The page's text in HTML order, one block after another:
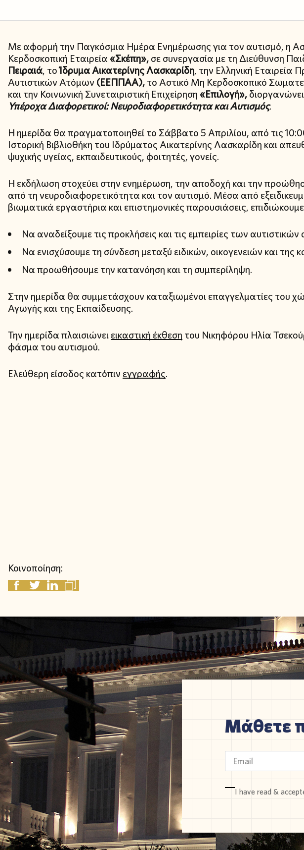
Με αφορμή την Παγκόσμια Ημέρα Ενημέρωσης για τον αυτισμό, η
Κερδοσκοπική Εταιρεία«Σκέπη»,σε συνεργασία με τη Διεύθυνση
Πειραιά, τοΊδρυμα Αικατερίνης Λασκαρίδη, την Ελληνική Εταιρεία
Αυτιστικών Ατόμων (ΕΕΠΠΑΑ),το Αστικό Μη Κερδοσκοπικό
και την Κοινωνική Συνεταιριστική Επιχείρηση«Επιλογή»,
Υπέροχα Διαφορετικοί: Νευροδιαφορετικότητα και Αυτισμός.
Η ημερίδα θα πραγματοποιηθεί το Σάββατο 5 Απριλίου, από τις
Ιστορική Βιβλιοθήκη του Ιδρύματος Αικατερίνης Λασκαρίδη και
ψυχικής υγείας, εκπαιδευτικούς, φοιτητές, γονείς.
Η εκδήλωση στοχεύει στην ενημέρωση, την αποδοχή και την
από τη νευροδιαφορετικότητα και τον αυτισμό. Μέσα από
βιωματικά εργαστήρια και επιστημονικές παρουσιάσεις,
Να αναδείξουμε τις προκλήσεις και τις εμπειρίες των
Να ενισχύσουμε τη σύνδεση μεταξύ ειδικών, οικογενειών και της
Να προωθήσουμε την κατανόηση και τη συμπερίληψη.
Στην ημερίδα θα συμμετάσχουν καταξιωμένοι επαγγελματίες του
Αγωγής και της Εκπαίδευσης.
Την ημερίδα πλαισιώνειεικαστική έκθεση του Νικηφόρου Ηλία
φάσμα του αυτισμού.
Ελεύθερη είσοδος κατόπιν εγγραφής.
Κοινοποίηση:
Μάθετε
I have read &